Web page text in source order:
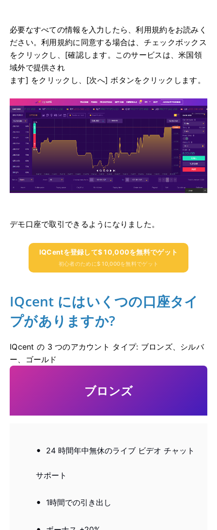
必要なすべての情報を入力したら、利用規約をお読みく
ださい。利用規約に同意する場合は、チェックボックス
をクリックし、[確認します。このサービスは、米国領
域外で提供され
ます] をクリックし、[次へ] ボタンをクリックします。
デモ口座で取引できるようになりました。
IQCentを登録して$ 10,000を無料でゲット
初心者のために$ 10,000を無料でゲット
IQcent にはいくつの口座タイ
プがありますか?
IQcent の 3 つのアカウント タイプ: ブロンズ、シルバ
ー、ゴールド
ブロンズ
24 時間年中無休のライブ ビデオ チャット
サポート
1時間での引き出し